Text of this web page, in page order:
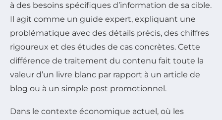
à des besoins spécifiques d’information de sa cible.
Il agit comme un guide expert, expliquant une
problématique avec des détails précis, des chiffres
rigoureux et des études de cas concrètes. Cette
différence de traitement du contenu fait toute la
valeur d’un livre blanc par rapport à un article de
blog ou à un simple post promotionnel.
Dans le contexte économique actuel, où les